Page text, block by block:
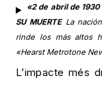
«2 de abril de
SU MUERTE La
rinde los más altos
«Hearst Metrotone
L’impacte més